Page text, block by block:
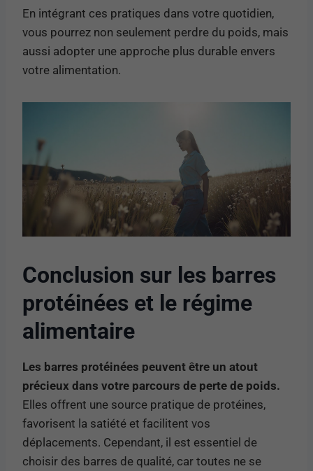
En intégrant ces pratiques dans votre quotidien,
vous pourrez non seulement perdre du poids, mais
aussi adopter une approche plus durable envers
votre alimentation.
Conclusion sur les barres
protéinées et le régime
alimentaire
Les barres protéinées peuvent être un atout
précieux dans votre parcours de perte de poids.
Elles offrent une source pratique de protéines,
favorisent la satiété et facilitent vos
déplacements. Cependant, il est essentiel de
choisir des barres de qualité, car toutes ne se